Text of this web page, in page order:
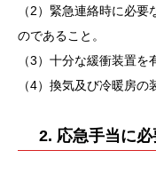
（2）緊急連絡時に必
のであること。
（3）十分な緩衝装置を
（4）換気及び冷暖房の
2. 応急手当に